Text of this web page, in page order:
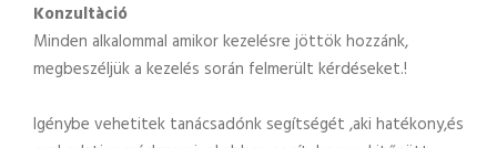
Konzultàció
Minden alkalommal amikor kezelésre jöttök hozzánk,
megbeszéljük a kezelés során felmerült kérdéseket.!
Igénybe vehetitek tanácsadónk segítségét ,aki hatékony,és